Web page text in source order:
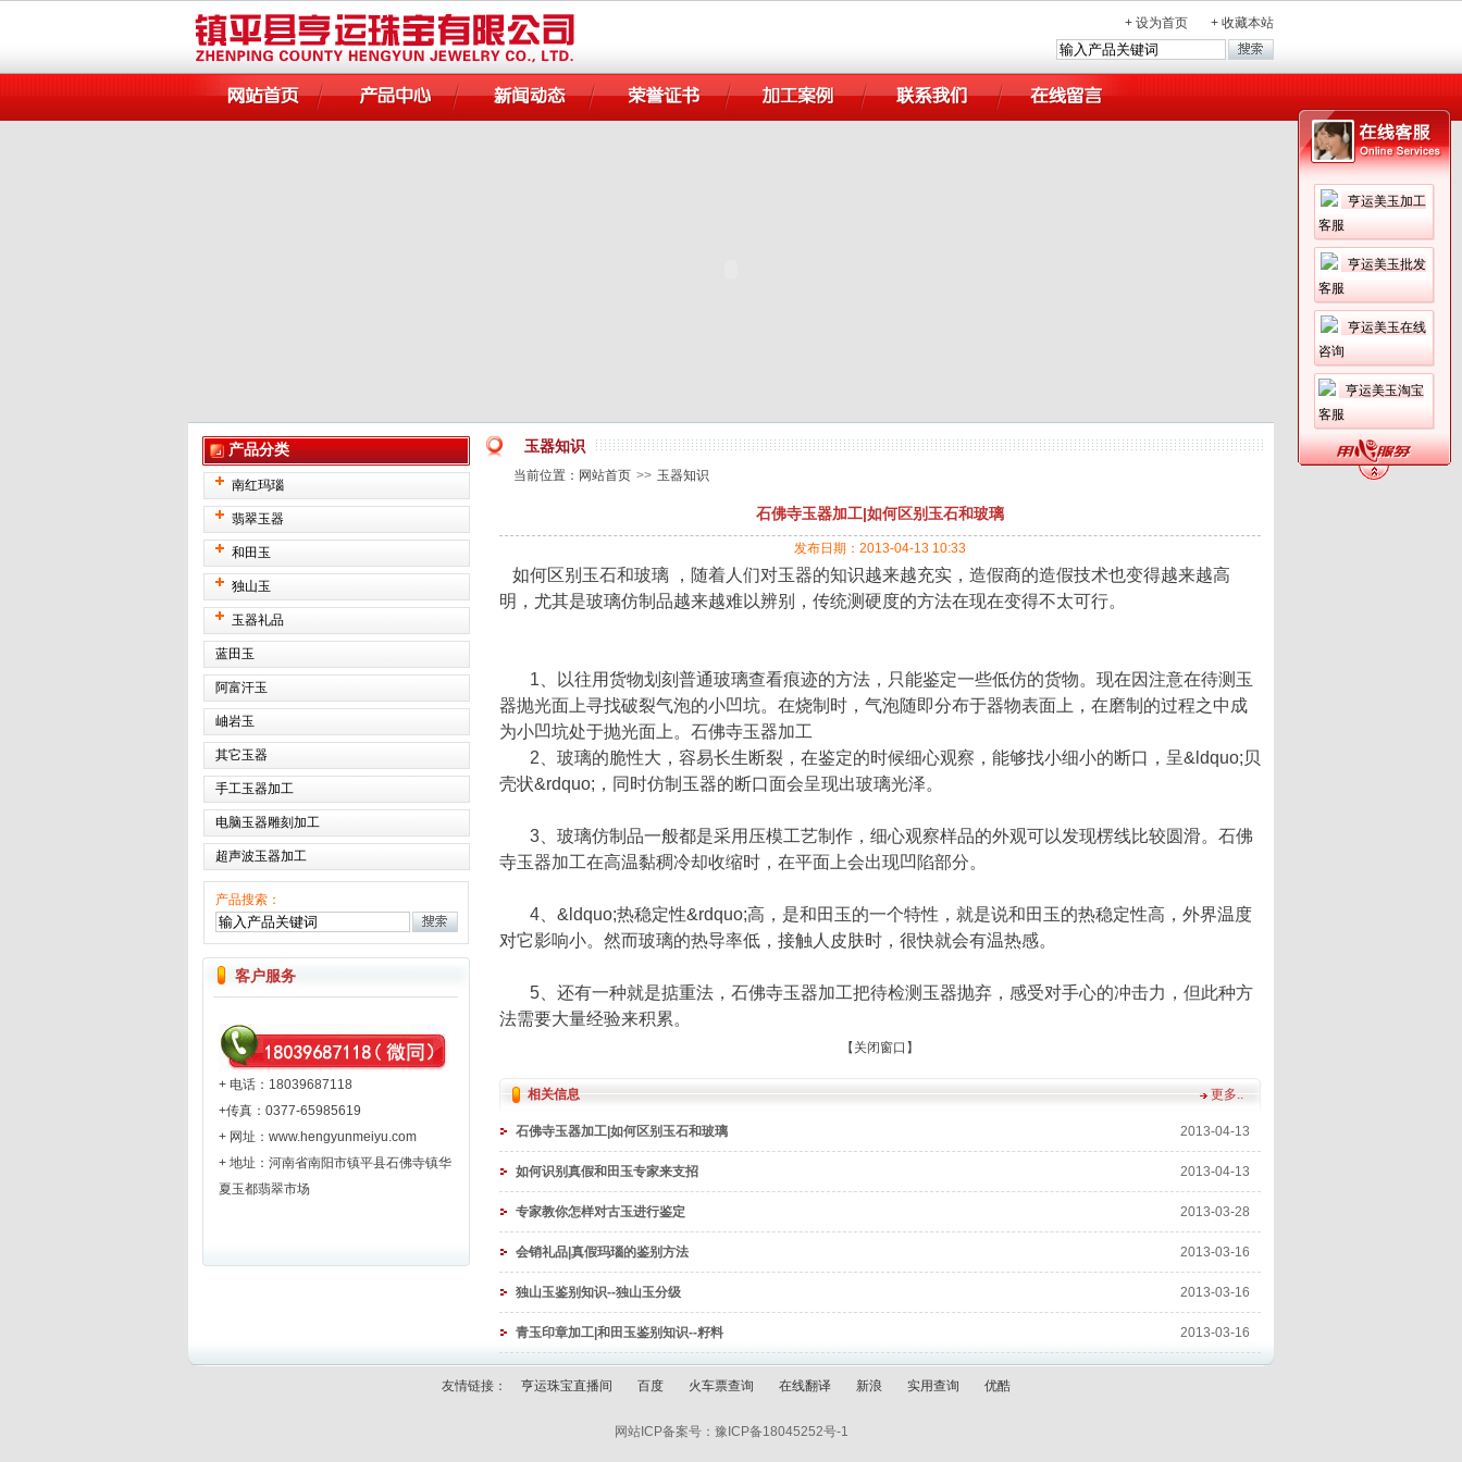
亨运美玉加工
客服
亨运美玉批发
客服
亨运美玉在线
咨询
亨运美玉淘宝
客服
+ 设为首页 + 收藏本站
产品分类
南红玛瑙
翡翠玉器
和田玉
独山玉
玉器礼品
蓝田玉
阿富汗玉
岫岩玉
其它玉器
手工玉器加工
电脑玉器雕刻加工
超声波玉器加工
产品搜索：
客户服务
+ 电话：18039687118
+传真：0377-65985619
+ 网址： www.hengyunmeiyu.com
+ 地址：河南省南阳市镇平县石佛寺镇华
夏玉都翡翠市场
玉器知识
当前位置： 网站首页 >> 玉器知识
石佛寺玉器加工|如何区别玉石和玻璃
发布日期：2013-04-13 10:33
如何区别玉石和玻璃 ，随着人们对玉器的知识越来越充实，造假商的造假技术也变得越来越高
明，尤其是玻璃仿制品越来越难以辨别，传统测硬度的方法在现在变得不太可行。
1、
以往用货物划刻普通玻璃查看痕迹的方法，只能鉴定一些低仿的货物。现在因注意在待测玉
器抛光面上寻找破裂气泡的小凹坑。在烧制时，气泡随即分布于器物表面上，在磨制的过程之中成
为小凹坑处于抛光面上。石佛寺玉器加工
2、玻璃的脆性大，容易长生断裂，在鉴定的时候细心观察，能够找小细小的断口，呈&ldquo;贝
壳状&rdquo;，同时仿制玉器的断口面会呈现出玻璃光泽。
3、玻璃仿制品一般都是采用压模工艺制作，细心观察样品的外观可以发现楞线比较圆滑。石佛
寺玉器加工在高温黏稠冷却收缩时，在平面上会出现凹陷部分。
4、&ldquo;热稳定性&rdquo;高，是和田玉的一个特性，就是说和田玉的热稳定性高，外界温度
对它影响小。然而玻璃的热导率低，接触人皮肤时，很快就会有温热感。
5、还有一种就是掂重法，石佛寺玉器加工把待检测玉器抛弃，感受对手心的冲击力，但此种方
法需要大量经验来积累。
【 关闭窗口 】
更多..
相关信息
2013-04-13
石佛寺玉器加工|如何区别玉石和玻璃
2013-04-13
如何识别真假和田玉专家来支招
2013-03-28
专家教你怎样对古玉进行鉴定
2013-03-16
会销礼品|真假玛瑙的鉴别方法
2013-03-16
独山玉鉴别知识--独山玉分级
2013-03-16
青玉印章加工|和田玉鉴别知识--籽料
友情链接： 亨运珠宝直播间 百度 火车票查询 在线翻译 新浪 实用查询 优酷
网站ICP备案号： 豫ICP备18045252号-1